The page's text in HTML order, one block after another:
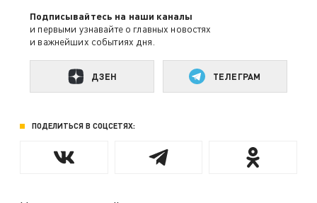
Подписывайтесь на наши каналы
и первыми узнавайте о главных новостях
и важнейших событиях дня.
ДЗЕН ТЕЛЕГРАМ
ПОДЕЛИТЬСЯ В СОЦСЕТЯХ: